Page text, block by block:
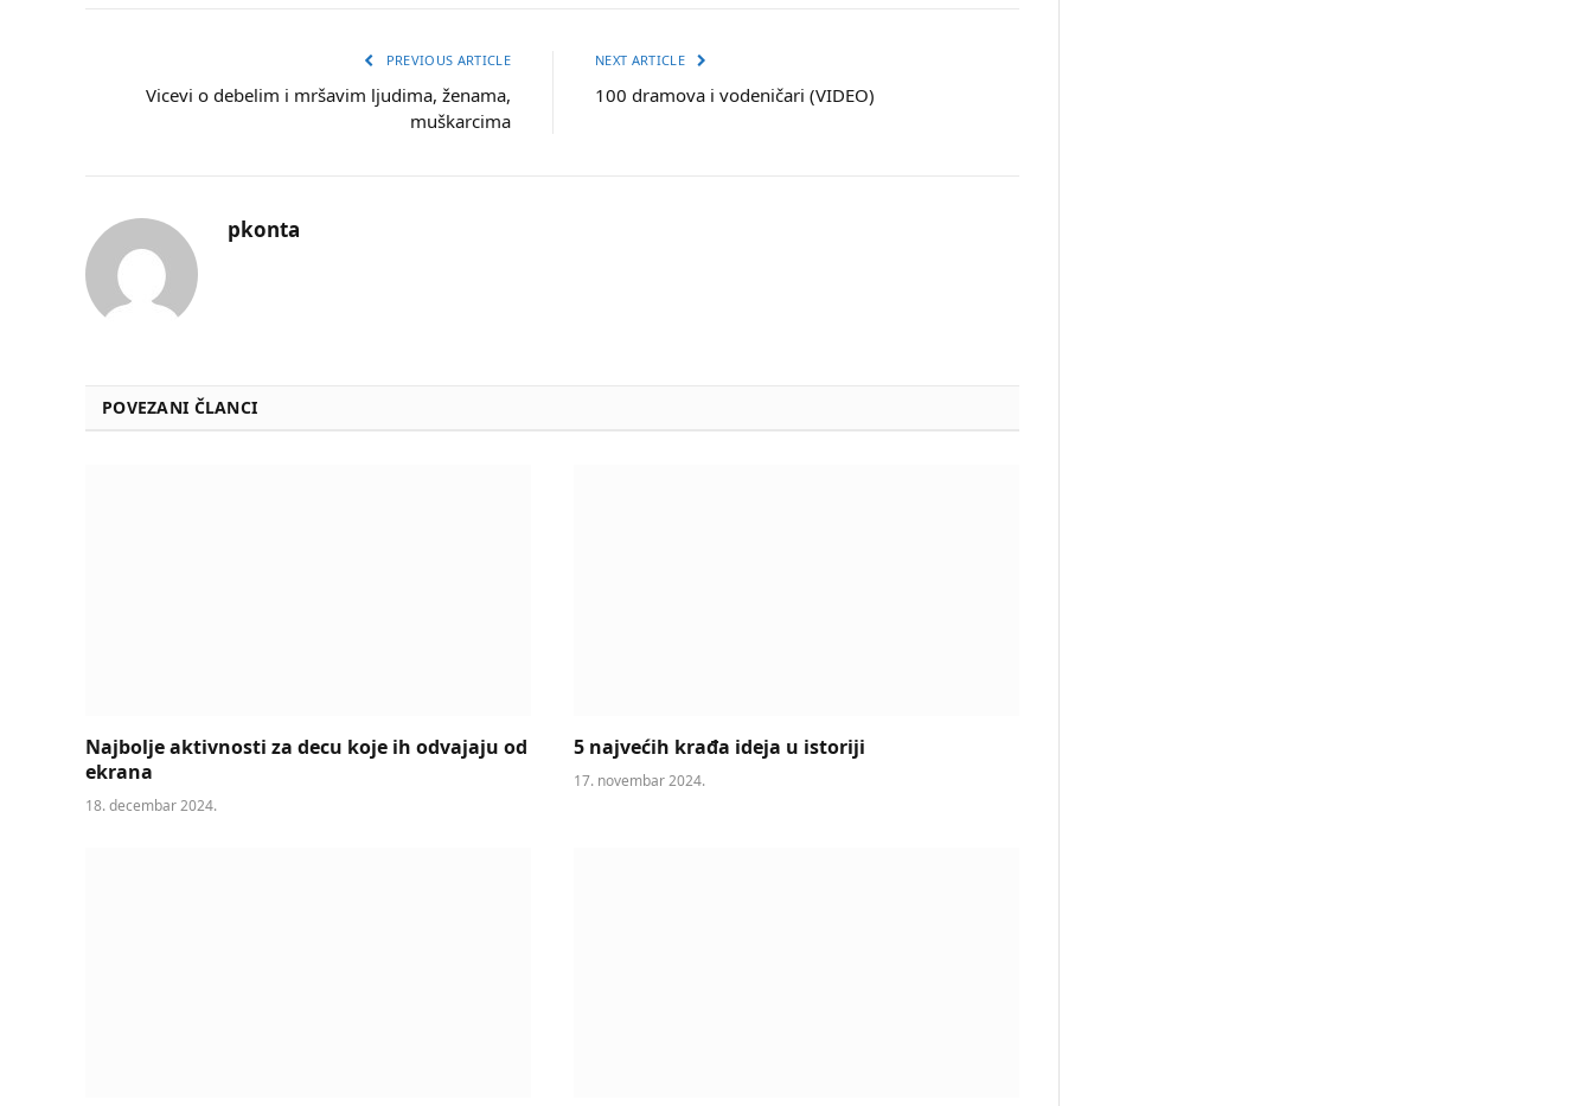
PREVIOUS ARTICLE
Vicevi o debelim i mršavim ljudima, ženama,
muškarcima
NEXT ARTICLE
100 dramova i vodeničari (VIDEO)
pkonta
POVEZANI ČLANCI
Najbolje aktivnosti za decu koje ih odvajaju od
ekrana
18. decembar 2024.
5 najvećih krađa ideja u istoriji
17. novembar 2024.